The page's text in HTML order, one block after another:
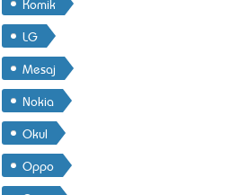
LG
Mesaj
Nokia
Okul
Oppo